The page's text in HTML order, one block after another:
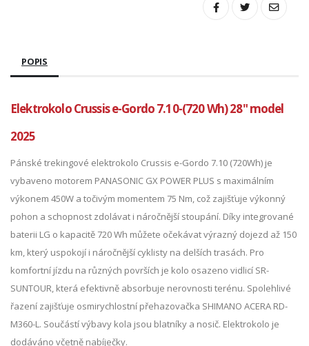
POPIS
Elektrokolo Crussis e-Gordo 7.10-(720 Wh) 28" model
2025
Pánské trekingové elektrokolo Crussis e-Gordo 7.10 (720Wh) je
vybaveno motorem PANASONIC GX POWER PLUS s maximálním
výkonem 450W a točivým momentem 75 Nm, což zajišťuje výkonný
pohon a schopnost zdolávat i náročnější stoupání. Díky integrované
baterii LG o kapacitě 720 Wh můžete očekávat výrazný dojezd až 150
km, který uspokojí i náročnější cyklisty na delších trasách. Pro
komfortní jízdu na různých površích je kolo osazeno vidlicí SR-
SUNTOUR, která efektivně absorbuje nerovnosti terénu. Spolehlivé
řazení zajišťuje osmirychlostní přehazovačka SHIMANO ACERA RD-
M360-L. Součástí výbavy kola jsou blatníky a nosič. Elektrokolo je
dodáváno včetně nabíječky.